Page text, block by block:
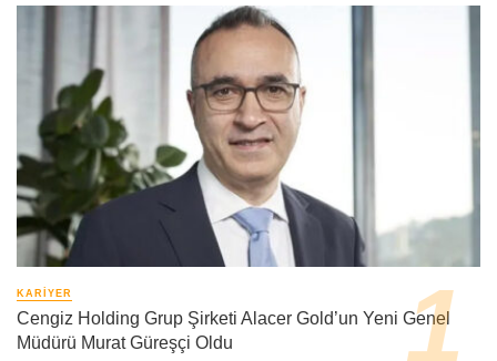
KARIYER
Cengiz Holding Grup Şirketi Alacer Gold’un Yeni Genel
Müdürü Murat Güreşçi Oldu